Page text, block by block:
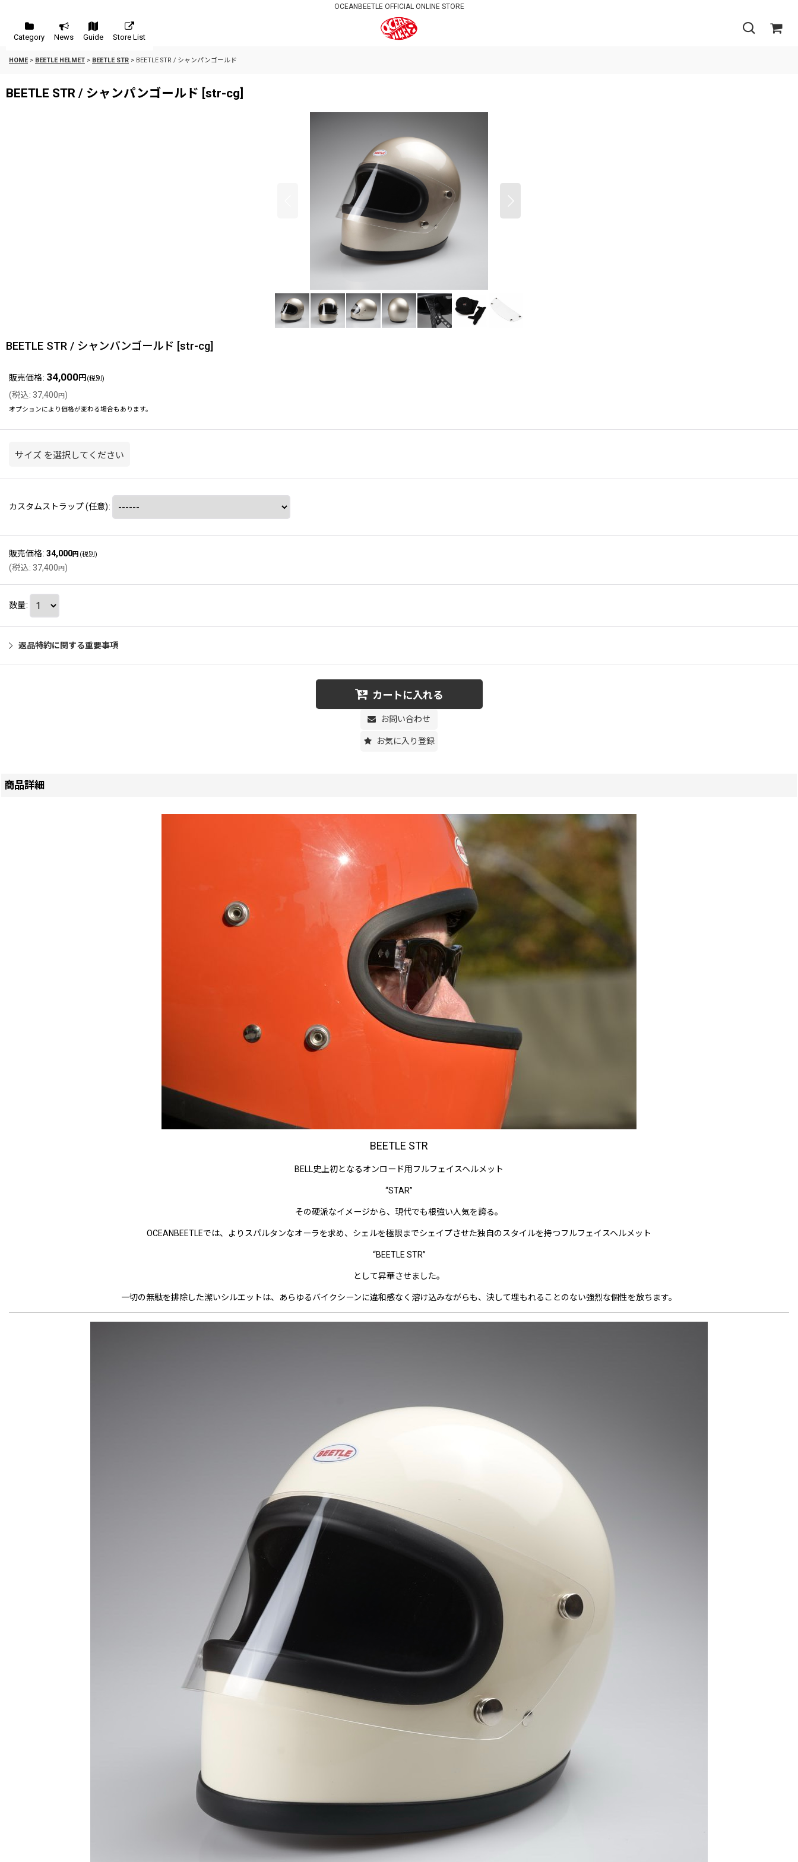
OCEANBEETLE OFFICIAL ONLINE STORE
Category News Guide Store List
HOME > BEETLE HELMET > BEETLE STR > BEETLE STR / シャンパンゴールド
BEETLE STR / シャンパンゴールド [str-cg]
BEETLE STR / シャンパンゴールド [str-cg]
販売価格: 34,000円 (税別)
(税込: 37,400円)
オプションにより価格が変わる場合もあります。
サイズ を選択してください
カスタムストラップ(任意):
販売価格: 34,000円 (税別)
(税込: 37,400円)
数量:
返品特約に関する重要事項
カートに入れる
お問い合わせ
お気に入り登録
商品詳細
BEETLE STR
BELL史上初となるオンロード用フルフェイスヘルメット
“STAR”
その硬派なイメージから、現代でも根強い人気を誇る。
OCEANBEETLEでは、よりスパルタンなオーラを求め、シェルを極限までシェイプさせた独自のスタイルを持つフルフェイスヘルメット
“BEETLE STR”
として昇華させました。
一切の無駄を排除した潔いシルエットは、あらゆるバイクシーンに違和感なく溶け込みながらも、決して埋もれることのない強烈な個性を放ちます。